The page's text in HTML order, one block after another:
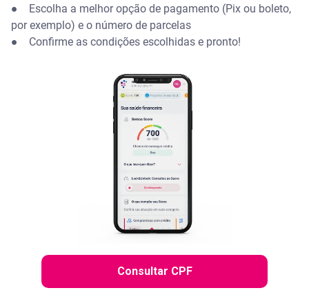
● Escolha a melhor opção de pagamento (Pix ou boleto,
por exemplo) e o número de parcelas
● Confirme as condições escolhidas e pronto!
Consultar CPF